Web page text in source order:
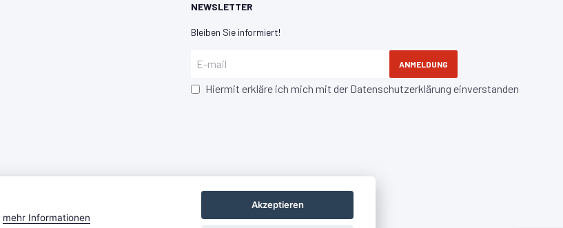
NEWSLETTER
Bleiben Sie informiert!
ANMELDUNG
Hiermit erkläre ich mich mit der Datenschutzerklärung einverstanden
mehr Informationen
Akzeptieren